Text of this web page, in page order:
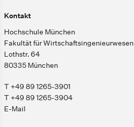
Kontakt
Hochschule München
Fakultät für Wirtschaftsingenieurwesen
Lothstr. 64
80335 München
T +49 89 1265-3901
T +49 89 1265-3904
E-Mail